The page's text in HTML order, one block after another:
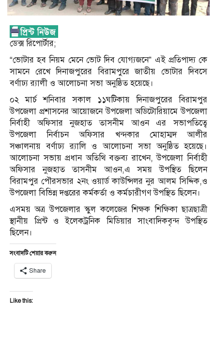
ডেক্স রি‌পোর্টার;
“ভোটার হব নিয়ম মেনে ভোট দিব যোগ্যজনে” এই প্রতিপাদ্য কে
সামনে রেখে দিনাজপুরের বিরামপুরে জাতীয় ভোটার দিবসে
বর্ণাঢ্য র‍্যালী ও আলোচনা সভা অনুষ্ঠিত হয়েছে।
০২ মার্চ শনিবার সকাল ১১ঘটিকায় দিনাজপুরের বিরামপুর
উপজেলা প্রশাসনের আয়োজনে উপজেলা অডিটোরিয়ামে উপজেলা
নির্বাহী অফিসার নুজহাত তাসনীম আওন এর সভাপতিত্বে
উপজেলা নির্বাচন অফিসার খন্দকার মোহাম্মদ আলীর
সঞ্চালনায় বর্ণাঢ্য র‍্যালি ও আলোচনা সভা অনুষ্ঠিত হয়েছে।
আলোচনা সভায় প্রধান অতিথি বক্তব্য রাখেন, উপজেলা নির্বাহী
অফিসার নুজহাত তাসনীম আওন,এ সময় উপস্থিত ছিলেন
বিরামপুর পৌরসভার ২নং ওয়ার্ড কাউন্সিলর নুর আলম সিদ্দিক,ও
উপজেলা বিভিন্ন দপ্তরের কর্মকর্তা ও কর্মচারীগণ উপস্থিত ছিলেন।
এসময় অত্র উপজেলার স্কুল কলেজের শিক্ষক শিক্ষিকা ছাত্রছাত্রী
স্থানীয় প্রিন্ট ও ইলেকট্রনিক মিডিয়ার সাংবাদিকবৃন্দ উপস্থিত
ছিলেন।
সংবাদটি শেয়ার করুন
Share
Like this: